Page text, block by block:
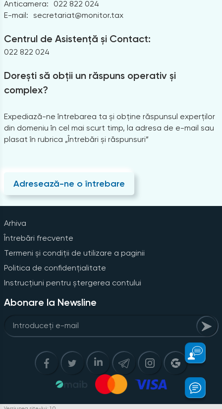
Anticamera:
022 822 024
E-mail: secretariat@monitor.tax
Centrul de Asistență și Contact:
022 822 024
Dorești să obții un răspuns operativ și
complex?
Expediază-ne întrebarea ta și obține răspunsul experților
din domeniu în cel mai scurt timp, la adresa de e-mail sau
plasat în rubrica „Întrebări și răspunsuri”
Adresează-ne o întrebare
Arhiva
Întrebări frecvente
Termeni și condiții de utilizare a paginii
Politica de confidențialitate
Instrucțiuni pentru ștergerea contului
Abonare la Newsline